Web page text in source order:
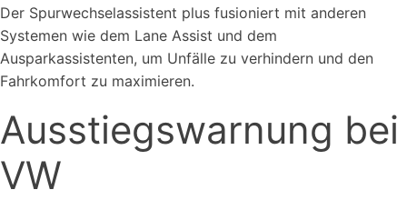
Der Spurwechselassistent plus fusioniert mit anderen
Systemen wie dem Lane Assist und dem
Ausparkassistenten, um Unfälle zu verhindern und den
Fahrkomfort zu maximieren.
Ausstiegswarnung bei
VW